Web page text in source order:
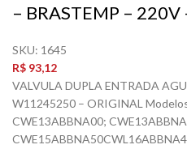
– BRASTEMP – 220V
SKU: 1645
R$ 93,12
VALVULA DUPLA ENTRADA
W11245250 – ORIGINAL
CWE13ABBNA00;